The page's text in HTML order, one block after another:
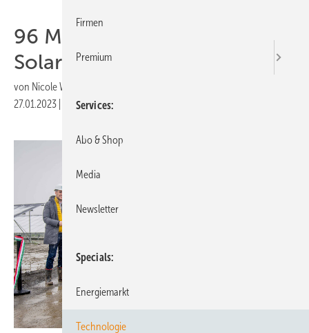
96 Megawatt neue
Solarleistung für Ungarn
von Nicole Weinhold
27.01.2023
Druckvorschau
Firmen
Premium
Services
Abo & Shop
Media
Newsletter
Specials
Energiemarkt
Technologie